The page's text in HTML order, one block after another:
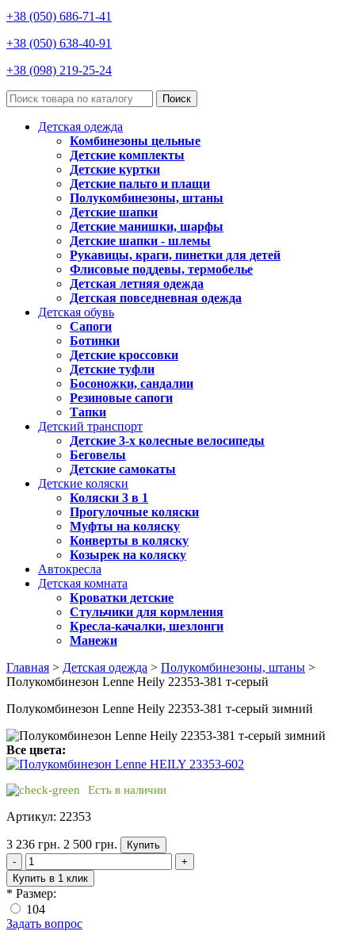
+38 (050) 686-71-41
+38 (050) 638-40-91
+38 (098) 219-25-24
Поиск
Детская одежда
Комбинезоны цельные
Детские комплекты
Детские куртки
Детские пальто и плащи
Полукомбинезоны, штаны
Детские шапки
Детские манишки, шарфы
Детские шапки - шлемы
Рукавицы, краги, пинетки для детей
Флисовые поддевы, термобелье
Детская летняя одежда
Детская повседневная одежда
Детская обувь
Сапоги
Ботинки
Детские кроссовки
Детские туфли
Босоножки, сандалии
Резиновые сапоги
Тапки
Детский транспорт
Детские 3-х колесные велосипеды
Беговелы
Детские самокаты
Детские коляски
Коляски 3 в 1
Прогулочные коляски
Муфты на коляску
Конверты в коляску
Козырек на коляску
Автокресла
Детская комната
Кроватки детские
Стульчики для кормления
Кресла-качалки, шезлонги
Манежи
Главная > Детская одежда > Полукомбинезоны, штаны >
Полукомбинезон Lenne Heily 22353-381 т-серый
Полукомбинезон Lenne Heily 22353-381 т-серый зимний
Все цвета:
Есть в наличии
Артикул: 22353
3 236 грн. 2 500 грн.
Купить
-
+
Купить в 1 клик
* Размер:
104
Задать вопрос